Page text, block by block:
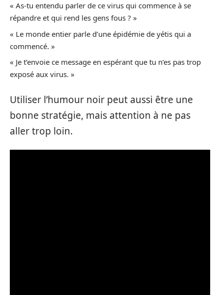
« As-tu entendu parler de ce virus qui commence à se
répandre et qui rend les gens fous ? »
« Le monde entier parle d’une épidémie de yétis qui a
commencé. »
« Je t’envoie ce message en espérant que tu n’es pas trop
exposé aux virus. »
Utiliser l’humour noir peut aussi être une
bonne stratégie, mais attention à ne pas
aller trop loin.